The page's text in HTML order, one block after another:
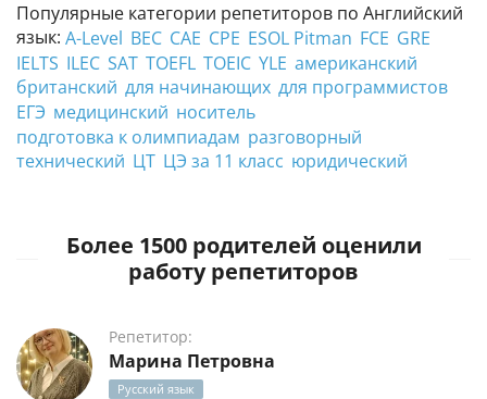
Популярные категории репетиторов по Английский
язык: A-Level BEC CAE CPE ESOL Pitman FCE GRE
IELTS ILEC SAT TOEFL TOEIC YLE американский
британский для начинающих для программистов
ЕГЭ медицинский носитель
подготовка к олимпиадам разговорный
технический ЦТ ЦЭ за 11 класс юридический
Более 1500 родителей оценили
работу репетиторов
Репетитор:
Марина Петровна
Русский язык